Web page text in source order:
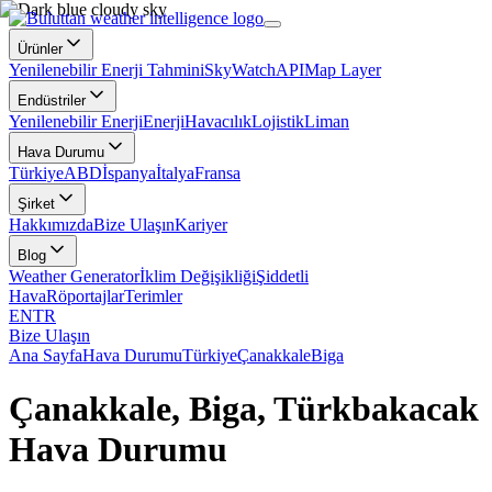
Ürünler
Yenilenebilir Enerji TahminiSkyWatchAPIMap Layer
Endüstriler
Yenilenebilir EnerjiEnerjiHavacılıkLojistikLiman
Hava Durumu
TürkiyeABDİspanyaİtalyaFransa
Şirket
HakkımızdaBize UlaşınKariyer
Blog
Weather Generatorİklim DeğişikliğiŞiddetli
HavaRöportajlarTerimler
ENTR
Bize Ulaşın
Ana SayfaHava DurumuTürkiyeÇanakkaleBiga
Çanakkale, Biga, Türkbakacak
Hava Durumu